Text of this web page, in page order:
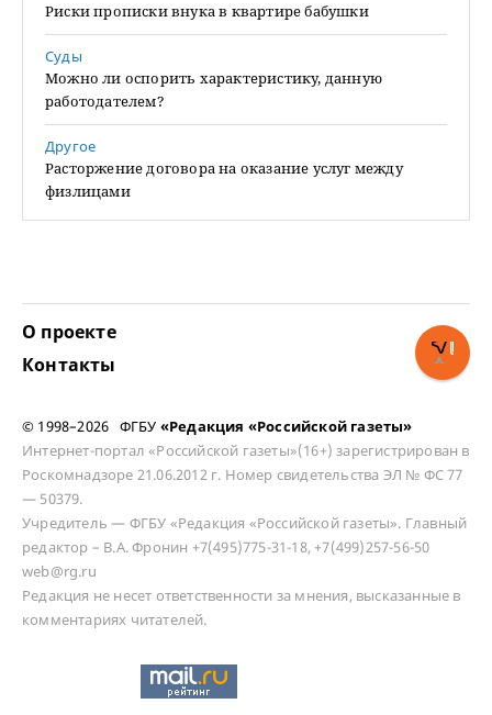
Риски прописки внука в квартире бабушки
Суды
Можно ли оспорить характеристику, данную
работодателем?
Другое
Расторжение договора на оказание услуг между
физлицами
О проекте
Контакты
© 1998–2026 ФГБУ «Редакция «Российской газеты»
Интернет-портал «Российской газеты»(16+) зарегистрирован в
Роскомнадзоре 21.06.2012 г. Номер свидетельства ЭЛ № ФС 77
— 50379.
Учредитель — ФГБУ «Редакция «Российской газеты». Главный
редактор – В.А. Фронин +7(495)775-31-18, +7(499)257-56-50
web@rg.ru
Редакция не несет ответственности за мнения, высказанные в
комментариях читателей.